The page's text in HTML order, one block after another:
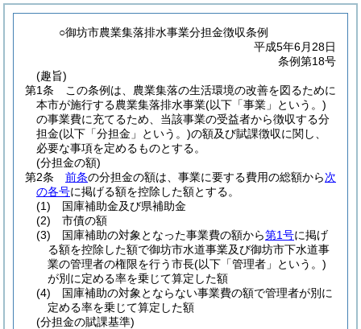
○御坊市農業集落排水事業分担金徴収条例
平成5年6月28日
条例第18号
(趣旨)
第1条
この条例は、農業集落の生活環境の改善を図るために
本市が施行する農業集落排水事業(以下「事業」という。)
の事業費に充てるため、当該事業の受益者から徴収する分
担金(以下「分担金」という。)の額及び賦課徴収に関し、
必要な事項を定めるものとする。
(分担金の額)
第2条
前条の分担金の額は、事業に要する費用の総額から次
の各号に掲げる額を控除した額とする。
(1)
国庫補助金及び県補助金
(2)
市債の額
(3)
国庫補助の対象となった事業費の額から第1号に掲げ
る額を控除した額で御坊市水道事業及び御坊市下水道事
業の管理者の権限を行う市長(以下「管理者」という。)
が別に定める率を乗じて算定した額
(4)
国庫補助の対象とならない事業費の額で管理者が別に
定める率を乗じて算定した額
(分担金の賦課基準)